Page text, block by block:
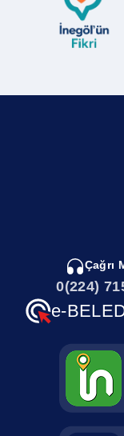
Web Sitesi
Bilgi Güvenliği
Hassas
İstatistik
Banka Hesap
Çalıştay
Çağrı
0(224)
e-